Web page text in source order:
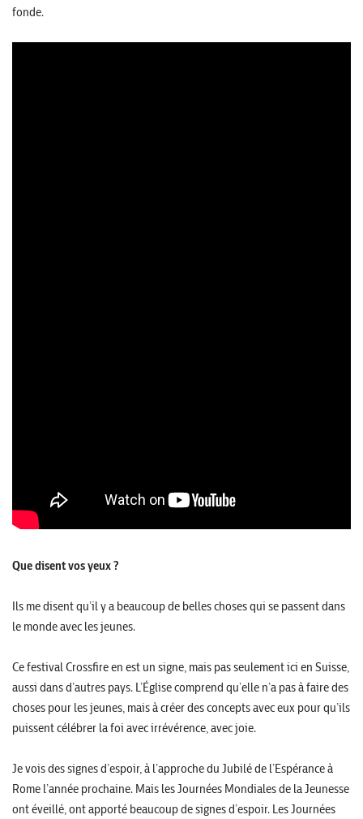
fonde.
Que disent vos yeux ?
Ils me disent qu’il y a beaucoup de belles choses qui se passent dans
le monde avec les jeunes.
Ce festival Crossfire en est un signe, mais pas seulement ici en Suisse,
aussi dans d’autres pays. L’Église comprend qu’elle n’a pas à faire des
choses pour les jeunes, mais à créer des concepts avec eux pour qu’ils
puissent célébrer la foi avec irrévérence, avec joie.
Je vois des signes d’espoir, à l’approche du Jubilé de l’Espérance à
Rome l’année prochaine. Mais les Journées Mondiales de la Jeunesse
ont éveillé, ont apporté beaucoup de signes d’espoir. Les Journées